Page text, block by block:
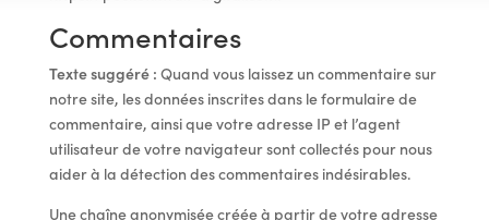
Commentaires
Texte suggéré : Quand vous laissez un commentaire sur
notre site, les données inscrites dans le formulaire de
commentaire, ainsi que votre adresse IP et l’agent
utilisateur de votre navigateur sont collectés pour nous
aider à la détection des commentaires indésirables.
Une chaîne anonymisée créée à partir de votre adresse